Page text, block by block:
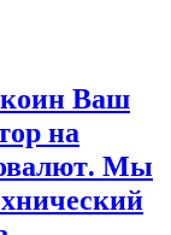
Ваш
на
Мы